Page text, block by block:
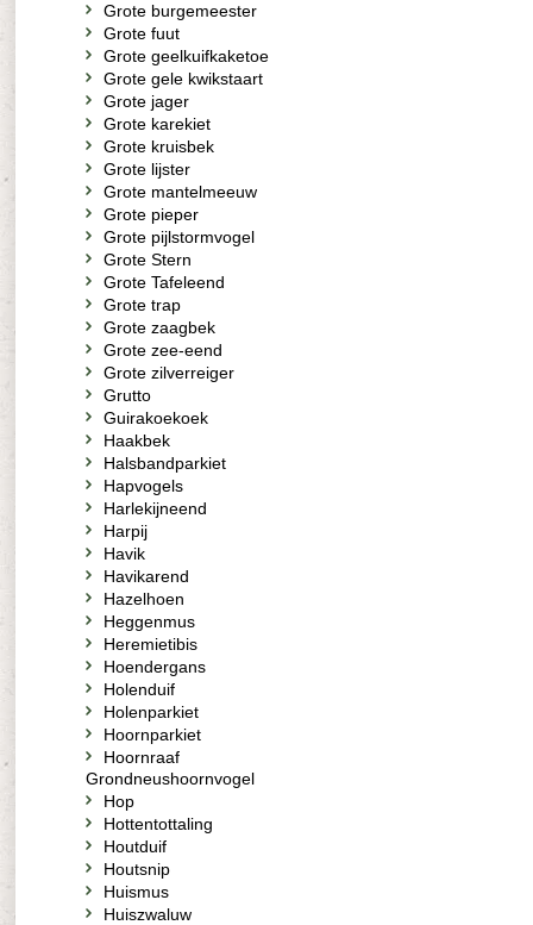
Grote burgemeester
Grote fuut
Grote geelkuifkaketoe
Grote gele kwikstaart
Grote jager
Grote karekiet
Grote kruisbek
Grote lijster
Grote mantelmeeuw
Grote pieper
Grote pijlstormvogel
Grote Stern
Grote Tafeleend
Grote trap
Grote zaagbek
Grote zee-eend
Grote zilverreiger
Grutto
Guirakoekoek
Haakbek
Halsbandparkiet
Hapvogels
Harlekijneend
Harpij
Havik
Havikarend
Hazelhoen
Heggenmus
Heremietibis
Hoendergans
Holenduif
Holenparkiet
Hoornparkiet
Hoornraaf
Grondneushoornvogel
Hop
Hottentottaling
Houtduif
Houtsnip
Huismus
Huiszwaluw